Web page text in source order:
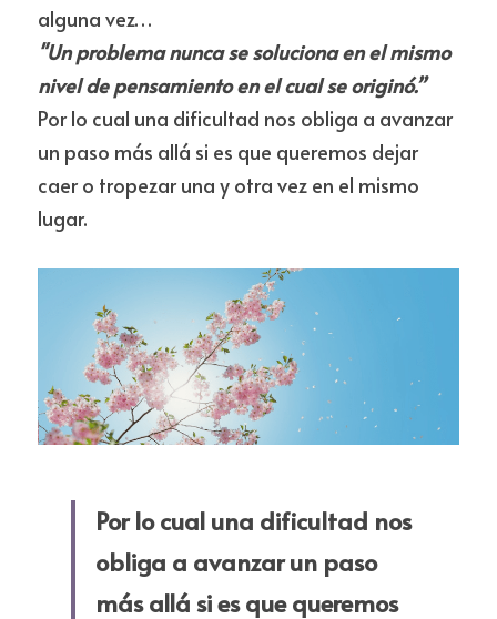
alguna vez…
"Un problema nunca se soluciona en el mismo
nivel de pensamiento en el cual se originó.”
Por lo cual una dificultad nos obliga a avanzar
un paso más allá si es que queremos dejar
caer o tropezar una y otra vez en el mismo
lugar.
Por lo cual una dificultad nos
obliga a avanzar un paso
más allá si es que queremos